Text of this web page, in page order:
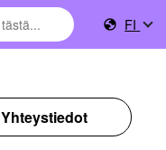
FI
Yhteystiedot